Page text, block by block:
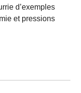
d’exemples
et pressions